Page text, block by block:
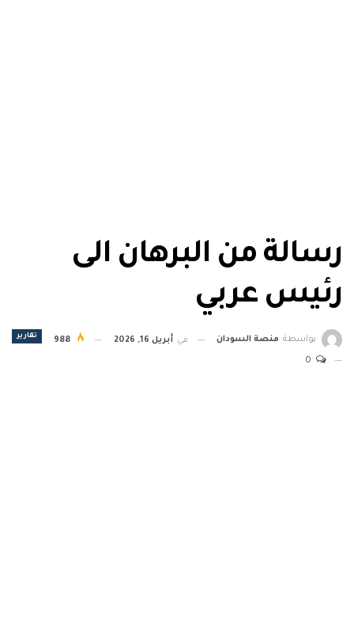
رسالة من البرهان الى
رئيس عربي
تقارير بواسطة منصة السودان في أبريل 16, 2026 988